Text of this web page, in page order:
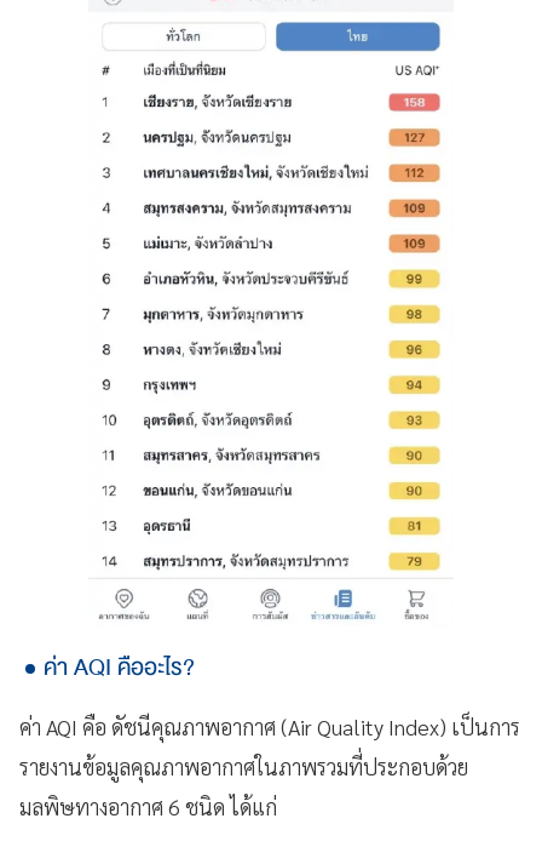
ค่า AQI คืออะไร?
ค่า AQI คือ ดัชนีคุณภาพอากาศ (Air Quality Index) เป็นการ
รายงานข้อมูลคุณภาพอากาศในภาพรวมที่ประกอบด้วย
มลพิษทางอากาศ 6 ชนิด ได้แก่